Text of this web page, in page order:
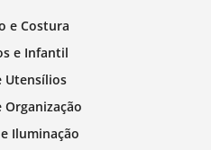
e Costura
e Infantil
Utensílios
Organização
Iluminação